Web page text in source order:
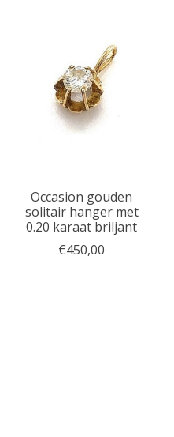
Occasion gouden
solitair hanger met
0.20 karaat briljant
€450,00